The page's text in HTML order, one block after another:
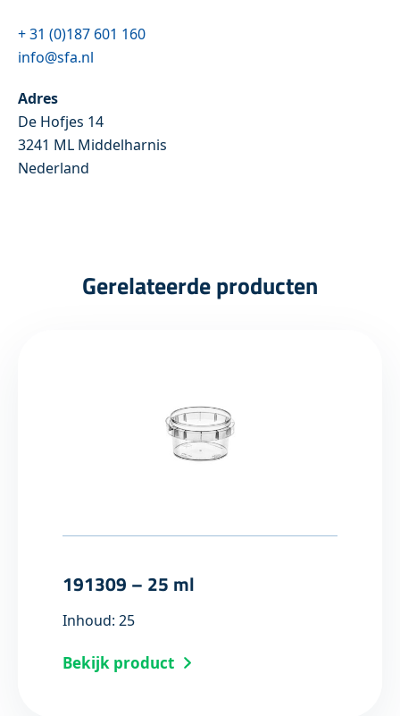
+ 31 (0)187 601 160
info@sfa.nl
Adres
De Hofjes 14
3241 ML Middelharnis
Nederland
Gerelateerde producten
191309 – 25 ml
Inhoud: 25
Bekijk product